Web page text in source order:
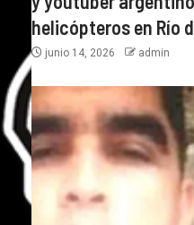
helicópteros en Río
junio 14, 2026 admin